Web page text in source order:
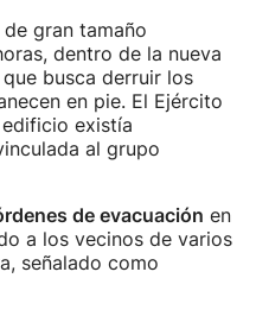
gran tamaño
dentro de la nueva
busca derruir los
en pie. El Ejército
existía
al grupo
de evacuación en
a los vecinos de varios
señalado como